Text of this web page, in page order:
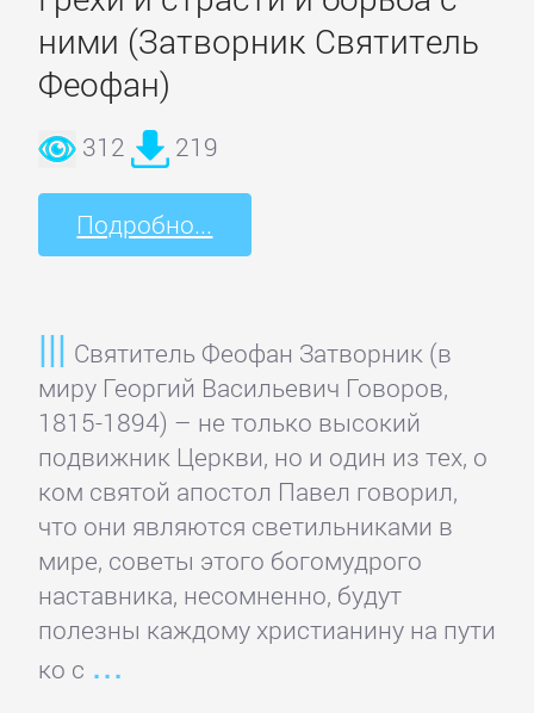
ними (Затворник Святитель
Феофан)
312 219
Подробно...
Святитель Феофан Затворник (в
миру Георгий Васильевич Говоров,
1815-1894) – не только высокий
подвижник Церкви, но и один из тех, о
ком святой апостол Павел говорил,
что они являются светильниками в
мире, советы этого богомудрого
наставника, несомненно, будут
полезны каждому христианину на пути
ко с
Программы
ЛЮБОВНЫЕ
РОМАНЫ
романы
Исторические
любовные
романы
Короткие
любовные
романы